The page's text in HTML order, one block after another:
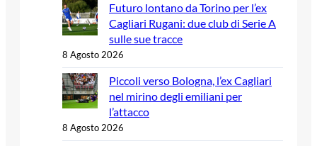
Futuro lontano da Torino per l’ex
Cagliari Rugani: due club di Serie A
sulle sue tracce
8 Agosto 2026
Piccoli verso Bologna, l’ex Cagliari
nel mirino degli emiliani per
l’attacco
8 Agosto 2026